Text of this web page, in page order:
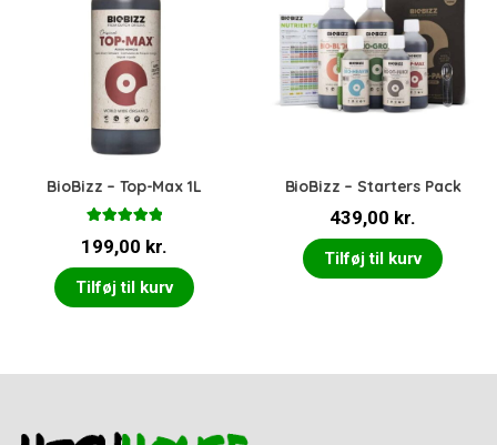
BioBizz – Top-Max 1L
5.00ud af 5
199,00 kr.
Tilføj til kurv
BioBizz – Starters Pack
439,00 kr.
Tilføj til kurv